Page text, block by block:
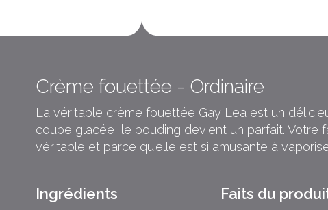
Crème fouettée - Ordinaire
La véritable crème fouettée Gay Lea est un
coupe glacée, le pouding devient un parfait. Votre
véritable et parce qu'elle est si amusante à
Ingrédients Faits du